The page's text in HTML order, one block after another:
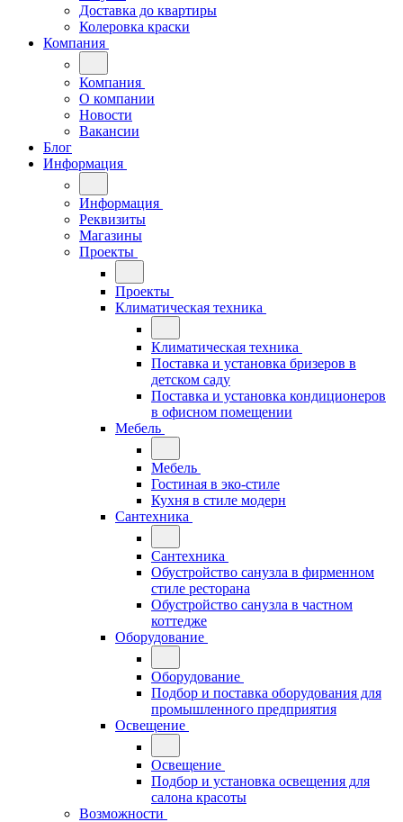
Доставка до квартиры
Колеровка краски
Компания
Компания
О компании
Новости
Вакансии
Блог
Информация
Информация
Реквизиты
Магазины
Проекты
Проекты
Климатическая техника
Климатическая техника
Поставка и установка бризеров в
детском саду
Поставка и установка кондиционеров
в офисном помещении
Мебель
Мебель
Гостиная в эко-стиле
Кухня в стиле модерн
Сантехника
Сантехника
Обустройство санузла в фирменном
стиле ресторана
Обустройство санузла в частном
коттедже
Оборудование
Оборудование
Подбор и поставка оборудования для
промышленного предприятия
Освещение
Освещение
Подбор и установка освещения для
салона красоты
Возможности